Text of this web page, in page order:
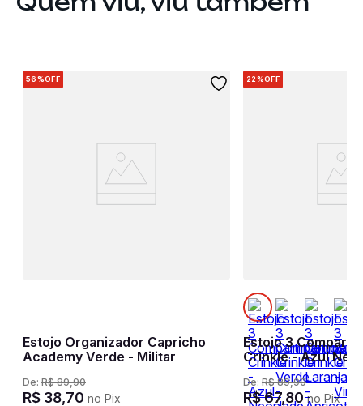
56%OFF
Estojo Organizador Capricho
Academy Verde - Militar
De: R$ 89,90
R$ 38,70 no Pix
22%OFF
Estojo 3
Crinkle - Azul
De: R$ 89,90
R$67,80no Pix